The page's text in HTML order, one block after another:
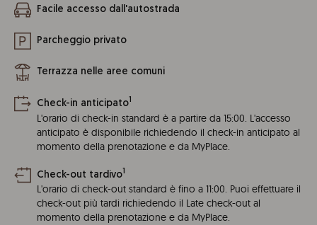
Facile accesso dall'autostrada
Parcheggio privato
Terrazza nelle aree comuni
Check-in anticipato1
L'orario di check-in standard è a partire da 15:00. L'accesso
anticipato è disponibile richiedendo il check-in anticipato al
momento della prenotazione e da MyPlace.
Check-out tardivo1
L'orario di check-out standard è fino a 11:00. Puoi effettuare il
check-out più tardi richiedendo il Late check-out al
momento della prenotazione e da MyPlace.